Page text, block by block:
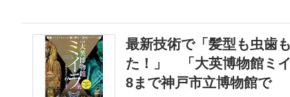
最新技術で「髪型も虫歯
た！」 「大英博物館ミ
8まで神戸市立博物館で